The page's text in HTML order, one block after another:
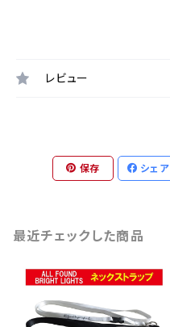
レビュー
保存 シェア
最近チェックした商品